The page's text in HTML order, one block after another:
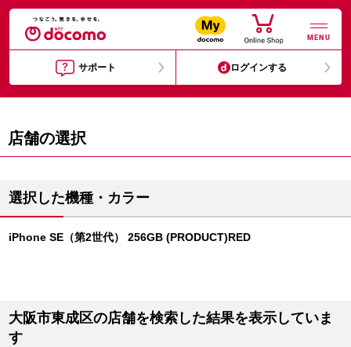
MENU
サポート ログインする
店舗の選択
選択した機種・カラー
iPhone SE（第2世代） 256GB (PRODUCT)RED
大阪市東成区の店舗を検索した結果を表示していま
す